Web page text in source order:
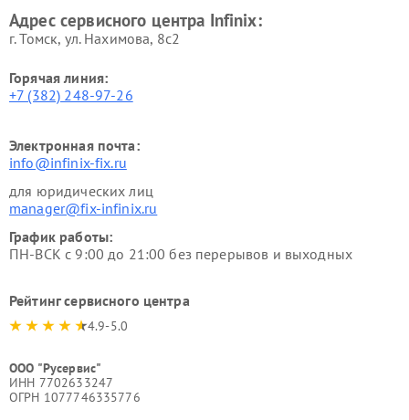
Адрес сервисного центра Infinix:
г. Томск, ул. Нахимова, 8с2
Горячая линия:
+7 (382) 248-97-26
Электронная почта:
info@infinix-fix.ru
для юридических лиц
manager@fix-infinix.ru
График работы:
ПН-ВСК с 9:00 до 21:00 без перерывов и выходных
Рейтинг сервисного центра
4.9-5.0
ООО "Русервис"
ИНН 7702633247
ОГРН 1077746335776